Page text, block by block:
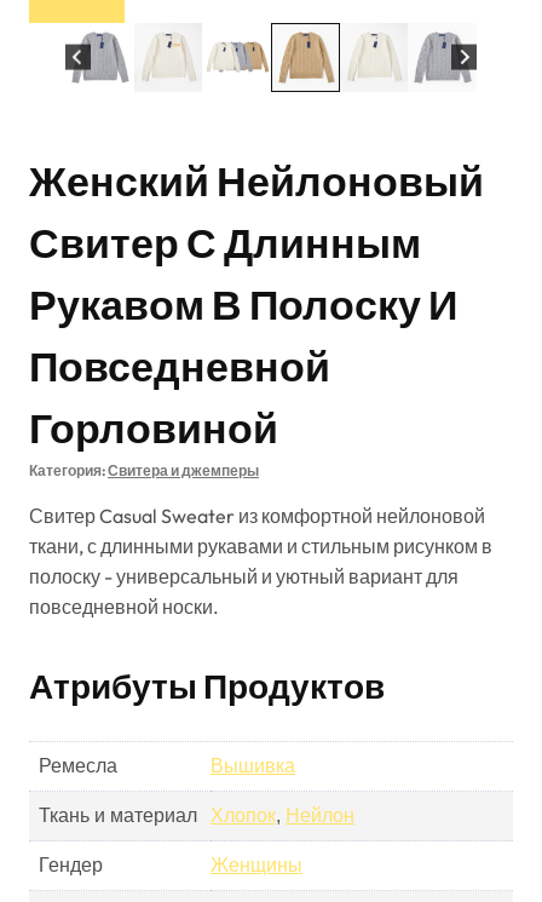
Женский Нейлоновый
Свитер С Длинным
Рукавом В Полоску И
Повседневной
Горловиной
Категория:Свитера и джемперы
Свитер Casual Sweater из комфортной нейлоновой
ткани, с длинными рукавами и стильным рисунком в
полоску - универсальный и уютный вариант для
повседневной носки.
Атрибуты Продуктов
Ремесла Вышивка
Ткань и материал Хлопок, Нейлон
Гендер Женщины